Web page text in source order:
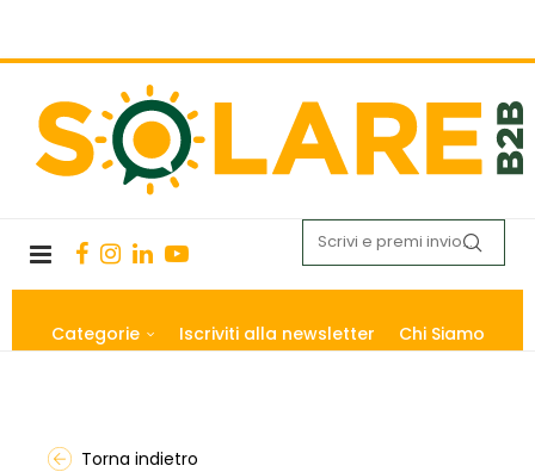
Categorie Iscriviti alla newsletter Chi Siamo
Torna indietro